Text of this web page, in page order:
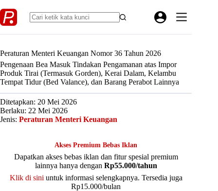
to
content
Peraturan Menteri Keuangan Nomor 36 Tahun 2026
Pengenaan Bea Masuk Tindakan Pengamanan atas Impor
Produk Tirai (Termasuk Gorden), Kerai Dalam, Kelambu
Tempat Tidur (Bed Valance), dan Barang Perabot Lainnya
Ditetapkan: 20 Mei 2026
Berlaku: 22 Mei 2026
Jenis: Peraturan Menteri Keuangan
Akses Premium Bebas Iklan
Dapatkan akses bebas iklan dan fitur spesial premium
lainnya hanya dengan Rp55.000/tahun
Klik di sini untuk informasi selengkapnya. Tersedia juga
Rp15.000/bulan